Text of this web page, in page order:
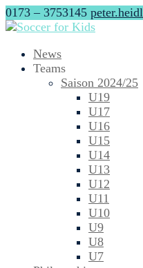
0173 – 3753145
News
Teams
Saison 2024/25
U19
U17
U16
U15
U14
U13
U12
U11
U10
U9
U8
U7